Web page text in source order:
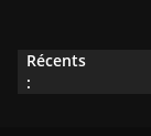
contenu
Récents
: